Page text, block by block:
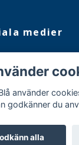
medier
använder
godkänner du
alla